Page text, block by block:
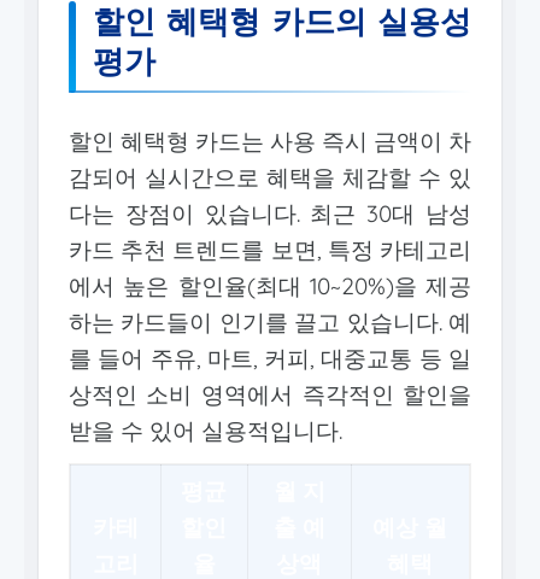
할인 혜택형 카드의 실용성
평가
할인 혜택형 카드는 사용 즉시 금액이 차
감되어 실시간으로 혜택을 체감할 수 있
다는 장점이 있습니다. 최근 30대 남성
카드 추천 트렌드를 보면, 특정 카테고리
에서 높은 할인율(최대 10~20%)을 제공
하는 카드들이 인기를 끌고 있습니다. 예
를 들어 주유, 마트, 커피, 대중교통 등 일
상적인 소비 영역에서 즉각적인 할인을
받을 수 있어 실용적입니다.